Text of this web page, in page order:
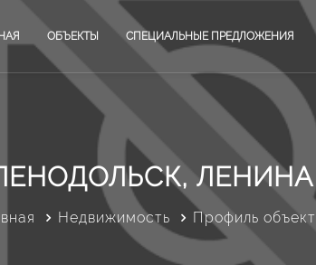
ОБЪЕКТЫ СПЕЦИАЛЬНЫЕ ПРЕДЛОЖЕНИЯ
ЛЕНИНА
Недвижимость Профиль